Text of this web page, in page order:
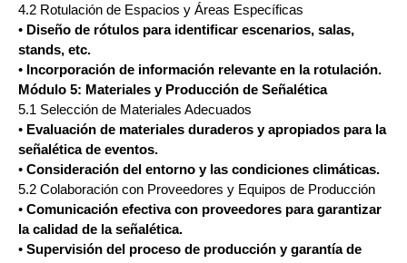
4.2 Rotulación de Espacios y Áreas Específicas
• Diseño de rótulos para identificar escenarios, salas,
stands, etc.
• Incorporación de información relevante en la rotulación.
Módulo 5: Materiales y Producción de Señalética
5.1 Selección de Materiales Adecuados
• Evaluación de materiales duraderos y apropiados para la
señalética de eventos.
• Consideración del entorno y las condiciones climáticas.
5.2 Colaboración con Proveedores y Equipos de Producción
• Comunicación efectiva con proveedores para garantizar
la calidad de la señalética.
• Supervisión del proceso de producción y garantía de